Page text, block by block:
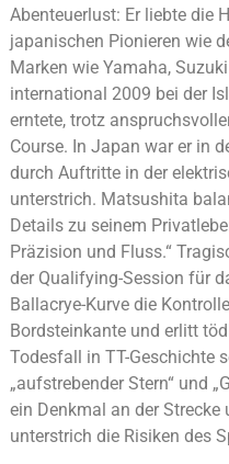
Abenteuerlust: Er liebte die
japanischen Pionieren wie
Marken wie Yamaha,
international 2009 bei der
erntete, trotz
Course. In Japan war er in
durch Auftritte in der
unterstrich. Matsushita
Details zu seinem
Präzision und Fluss.“
der Qualifying-Session für
Ballacrye-Kurve die
Bordsteinkante und erlitt
Todesfall in TT-Geschichte
„aufstrebender Stern“ und
ein Denkmal an der
unterstrich die Risiken des